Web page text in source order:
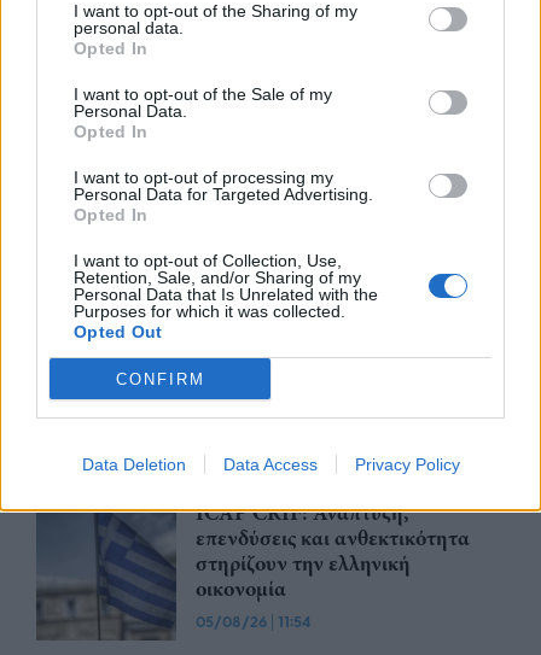
I want to opt-out of the Sharing of my
personal data.
Opted In
I want to opt-out of the Sale of my
Personal Data.
Opted In
I want to opt-out of processing my
Personal Data for Targeted Advertising.
Opted In
I want to opt-out of Collection, Use,
Retention, Sale, and/or Sharing of my
Personal Data that Is Unrelated with the
Purposes for which it was collected.
Opted Out
CONFIRM
Data Deletion Data Access Privacy Policy
Eurobank: Πιο ανθεκτική στο
06/08/26|17:34
Η παγκόσμια αγορά Ιδιωτικών
Κεφαλαίων (PE) παραμένει
ξεπερνούν το 1 τρισ. δολάρια το
1ο εξάμηνο του 2026
05/08/26 |17:06
Bank of America: Η Gen Z
ξoδεύει περισσότερο, αποταμιεύει
λιγότερο και αναζητά νέες πηγές
05/08/26|16:16
ICAP CRIF: Ανάπτυξη,
επενδύσεις και ανθεκτικότητα
στηρίζουν την ελληνική
οικονομία
05/08/26 | 11:54